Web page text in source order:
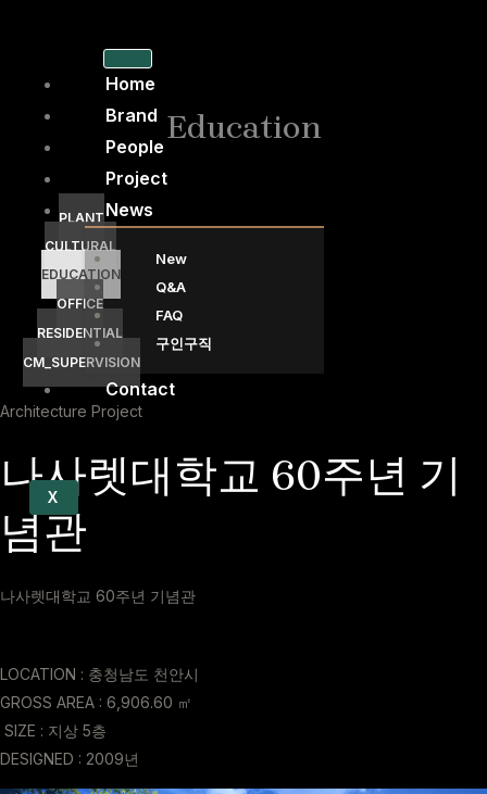
Home
Brand
People
Project
News
New
Q&A
FAQ
구인구직
Contact
X
Education
PLANT
CULTURAL
EDUCATION
OFFICE
RESIDENTIAL
CM_SUPERVISION
Architecture Project
나사렛대학교 60주년 기
념관
나사렛대학교 60주년 기념관
LOCATION : 충청남도 천안시
GROSS AREA : 6,906.60 ㎡
SIZE : 지상 5층
DESIGNED : 2009년